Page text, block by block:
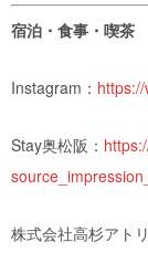
宿泊・食事・喫茶
Instagram：
Stay奥松阪 ：
株式会社高杉アト